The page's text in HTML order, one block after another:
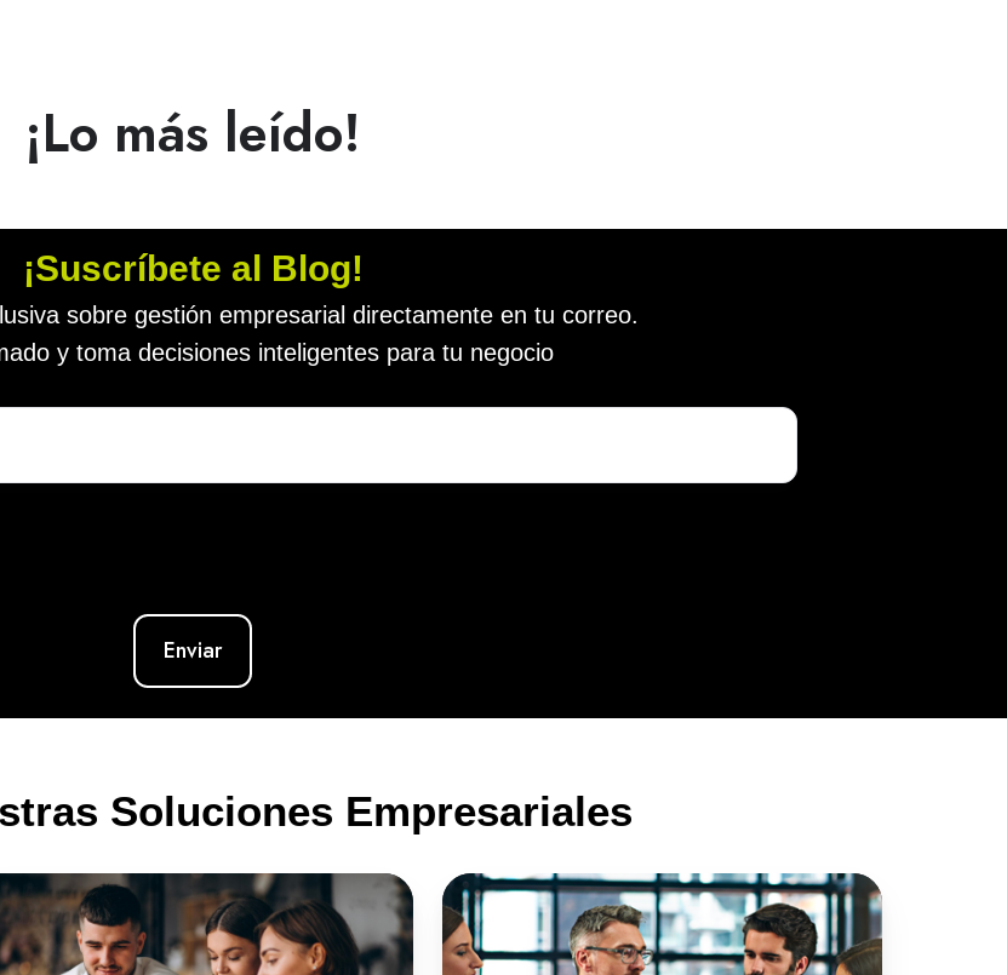
¡Lo más leído!
¡Suscríbete al Blog!
sobre gestión empresarial directamente en tu correo.
y toma decisiones inteligentes para tu negocio
Soluciones Empresariales
Tesorería